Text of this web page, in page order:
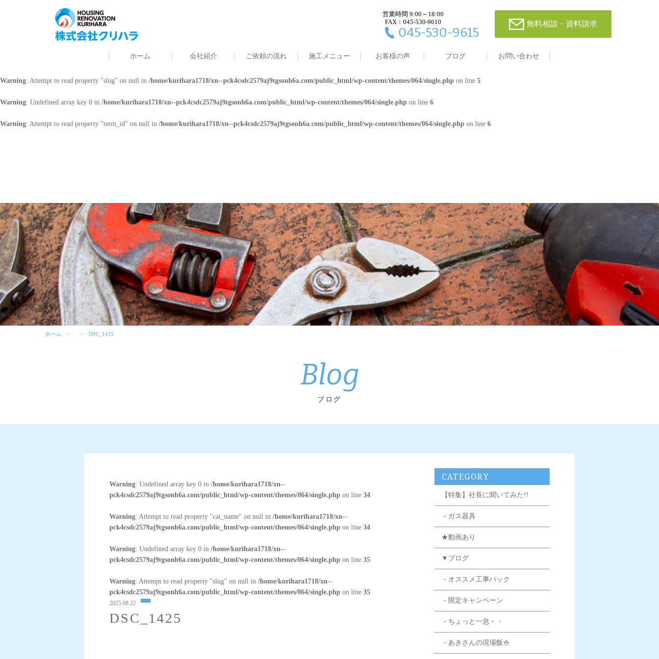
営業時間 9:00～18:00
FAX：045-530-9610
045-530-9615
無料相談・資料請求
ホーム 会社紹介 ご依頼の流れ 施工メニュー お客様の声 ブログ お問い合わせ
: Undefined array key 0 in/home/kurihara1718/xn--pck4csdc2579aj9tgsonh6a.com/public_html/wp-content/themes/064/single.phpon line4
: Attempt to read property "cat_name" on null in /home/kurihara1718/xn--pck4csdc2579aj9tgsonh6a.com/public_html/wp-content/themes/064/single.phpon line 4
/home/kurihara1718/xn--pck4csdc2579aj9tgsonh6a.com/public_html/wp-content/themes/064/single.phpon line
Warning: Attempt to read property "slug" on null in /home/kurihara1718/xn--pck4csdc2579aj9tgsonh6a.com/public_html/wp-content/themes/064/single.php on line 5
Warning: Undefined array key 0 in /home/kurihara1718/xn--pck4csdc2579aj9tgsonh6a.com/public_html/wp-content/themes/064/single.php on line 6
Warning: Attempt to read property "term_id" on null in /home/kurihara1718/xn--pck4csdc2579aj9tgsonh6a.com/public_html/wp-content/themes/064/single.php on line 6
ホーム DSC_1425
Blog
ブログ
Warning: Undefined array key 0 in/home/kurihara1718/xn--
pck4csdc2579aj9tgsonh6a.com/public_html/wp-content/themes/064/single.php on line34
Warning: Attempt to read property "cat_name" on null in/home/kurihara1718/xn--
pck4csdc2579aj9tgsonh6a.com/public_html/wp-content/themes/064/single.php on line34
Warning: Undefined array key 0 in/home/kurihara1718/xn--
pck4csdc2579aj9tgsonh6a.com/public_html/wp-content/themes/064/single.php on line35
Warning: Attempt to read property "slug" on null in/home/kurihara1718/xn--
pck4csdc2579aj9tgsonh6a.com/public_html/wp-content/themes/064/single.php on line35
2025.08.22
DSC_1425
CATEGORY
【特集】社長に聞いてみた!!
－ガス器具
★動画あり
▼ブログ
－オススメ工事パック
－限定キャンペーン
－ちょっと一息・・
－あきさんの現場飯🍚